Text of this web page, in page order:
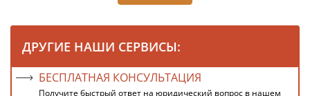
ДРУГИЕ НАШИ СЕРВИСЫ:
БЕСПЛАТНАЯ КОНСУЛЬТАЦИЯ
Получите быстрый ответ на юридический вопрос в нашем